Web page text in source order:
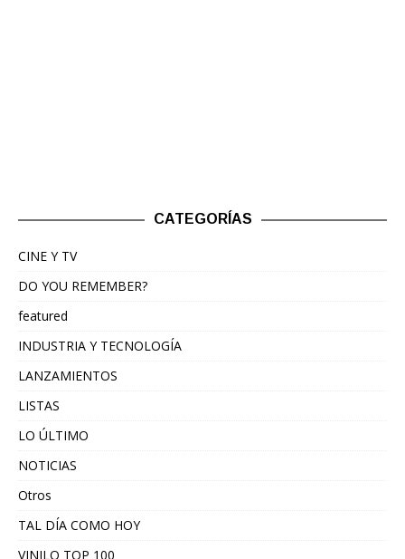
CATEGORÍAS
CINE Y TV
DO YOU REMEMBER?
featured
INDUSTRIA Y TECNOLOGÍA
LANZAMIENTOS
LISTAS
LO ÚLTIMO
NOTICIAS
Otros
TAL DÍA COMO HOY
VINILO TOP 100